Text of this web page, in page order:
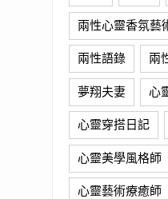
兩性心靈香氛藝
兩性語錄 兩
夢翔夫妻 心
心靈穿搭日記
心靈美學風格師
心靈藝術療癒師